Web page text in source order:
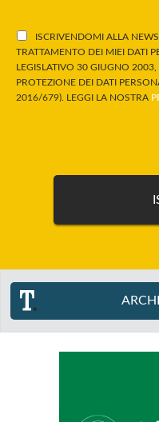
ISCRIVENDOMI ALLA
TRATTAMENTO DEI MIEI DATI
LEGISLATIVO 30 GIUGNO
PROTEZIONE DEI DATI
2016/679). LEGGI LA NOSTRA